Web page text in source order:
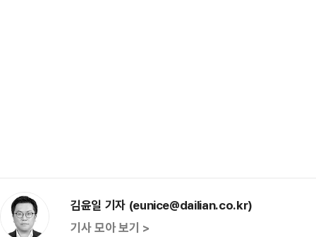
김윤일 기자 (eunice@dailian.co.kr)
기사 모아 보기 >